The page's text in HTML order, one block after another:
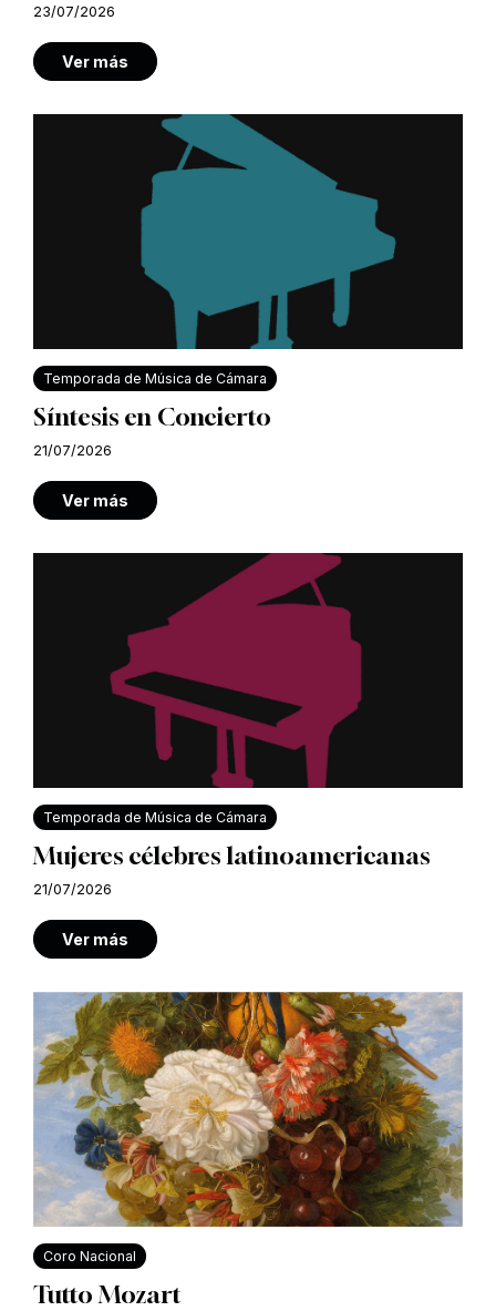
23/07/2026
Ver más
Temporada de Música de Cámara
Síntesis en Concierto
21/07/2026
Ver más
Temporada de Música de Cámara
Mujeres célebres latinoamericanas
21/07/2026
Ver más
Coro Nacional
Tutto Mozart